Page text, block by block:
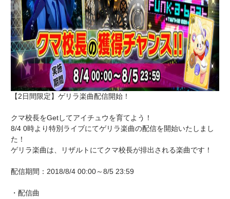
【2日間限定】ゲリラ楽曲配信開始！
クマ校長をGetしてアイチュウを育てよう！
8/4 0時より特別ライブにてゲリラ楽曲の配信を開始いたしまし
た！
ゲリラ楽曲は、リザルトにてクマ校長が排出される楽曲です！
配信期間：2018/8/4 00:00～8/5 23:59
・配信曲